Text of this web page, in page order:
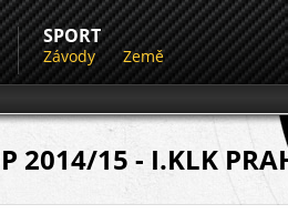
SPORT
Závody Země
2014/15 - I.KLK